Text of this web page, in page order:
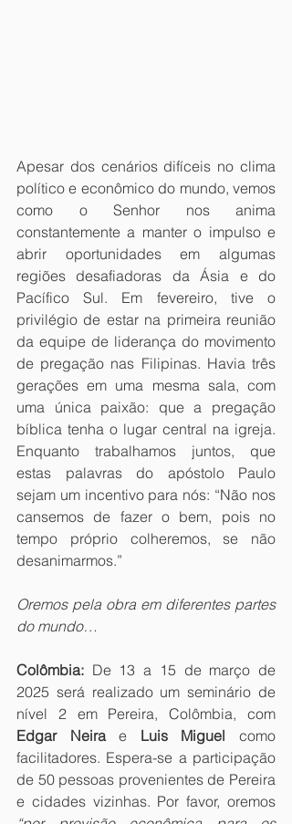
Apesar dos cenários difíceis no clima
político e econômico do mundo, vemos
como o Senhor nos anima
constantemente a manter o impulso e
abrir oportunidades em algumas
regiões desafiadoras da Ásia e do
Pacífico Sul. Em fevereiro, tive o
privilégio de estar na primeira reunião
da equipe de liderança do movimento
de pregação nas Filipinas. Havia três
gerações em uma mesma sala, com
uma única paixão: que a pregação
bíblica tenha o lugar central na igreja.
Enquanto trabalhamos juntos, que
estas palavras do apóstolo Paulo
sejam um incentivo para nós: “Não nos
cansemos de fazer o bem, pois no
tempo próprio colheremos, se não
desanimarmos.”
Oremos pela obra em diferentes partes
do mundo…
Colômbia: De 13 a 15 de março de
2025 será realizado um seminário de
Edgar Neira e Luis Miguel como
facilitadores. Espera-se a participação
de 50 pessoas provenientes de Pereira